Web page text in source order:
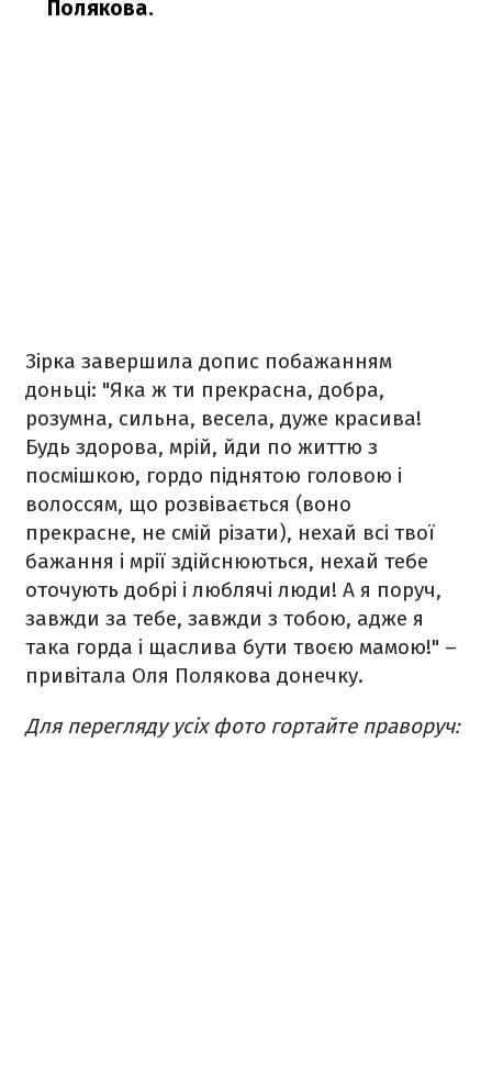
Полякова.
Зірка завершила допис побажанням
доньці: "Яка ж ти прекрасна, добра,
розумна, сильна, весела, дуже красива!
Будь здорова, мрій, йди по життю з
посмішкою, гордо піднятою головою і
волоссям, що розвівається (воно
прекрасне, не смій різати), нехай всі твої
бажання і мрії здійснюються, нехай тебе
оточують добрі і люблячі люди! А я поруч,
завжди за тебе, завжди з тобою, адже я
така горда і щаслива бути твоєю мамою!" –
привітала Оля Полякова донечку.
Для перегляду усіх фото гортайте праворуч: